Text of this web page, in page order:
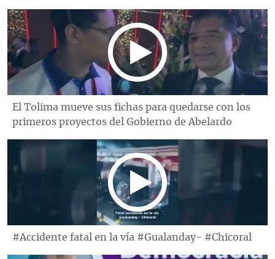
El Tolima mueve sus fichas para quedarse con los
primeros proyectos del Gobierno de Abelardo
#Accidente fatal en la vía #Gualanday- #Chicoral